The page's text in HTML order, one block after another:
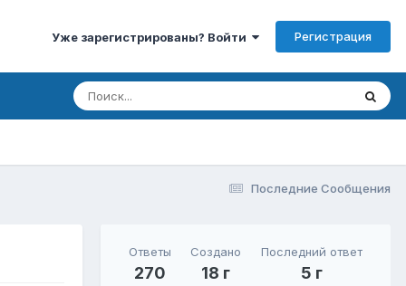
Уже зарегистрированы? Войти Регистрация
Последние Сообщения
Ответы
270
Создано
18 г
Последний ответ
5 г